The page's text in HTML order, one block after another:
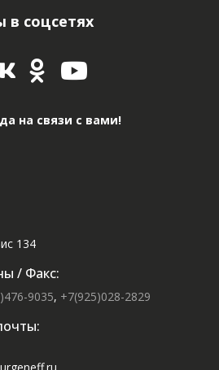
в соцсетях
на связи с вами!
134
/ Факс:
9035, +7(925)028-2829